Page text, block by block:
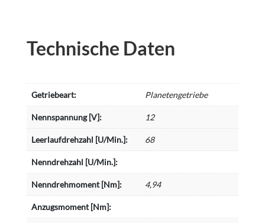
Technische Daten
Getriebeart: Planetengetriebe
Nennspannung [V]: 12
Leerlaufdrehzahl [U/Min.]: 68
Nenndrehzahl [U/Min.]:
Nenndrehmoment [Nm]: 4,94
Anzugsmoment [Nm]: